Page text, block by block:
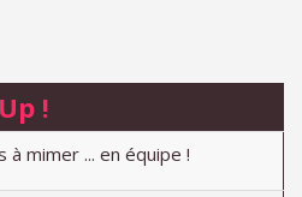
!
à mimer ... en équipe !